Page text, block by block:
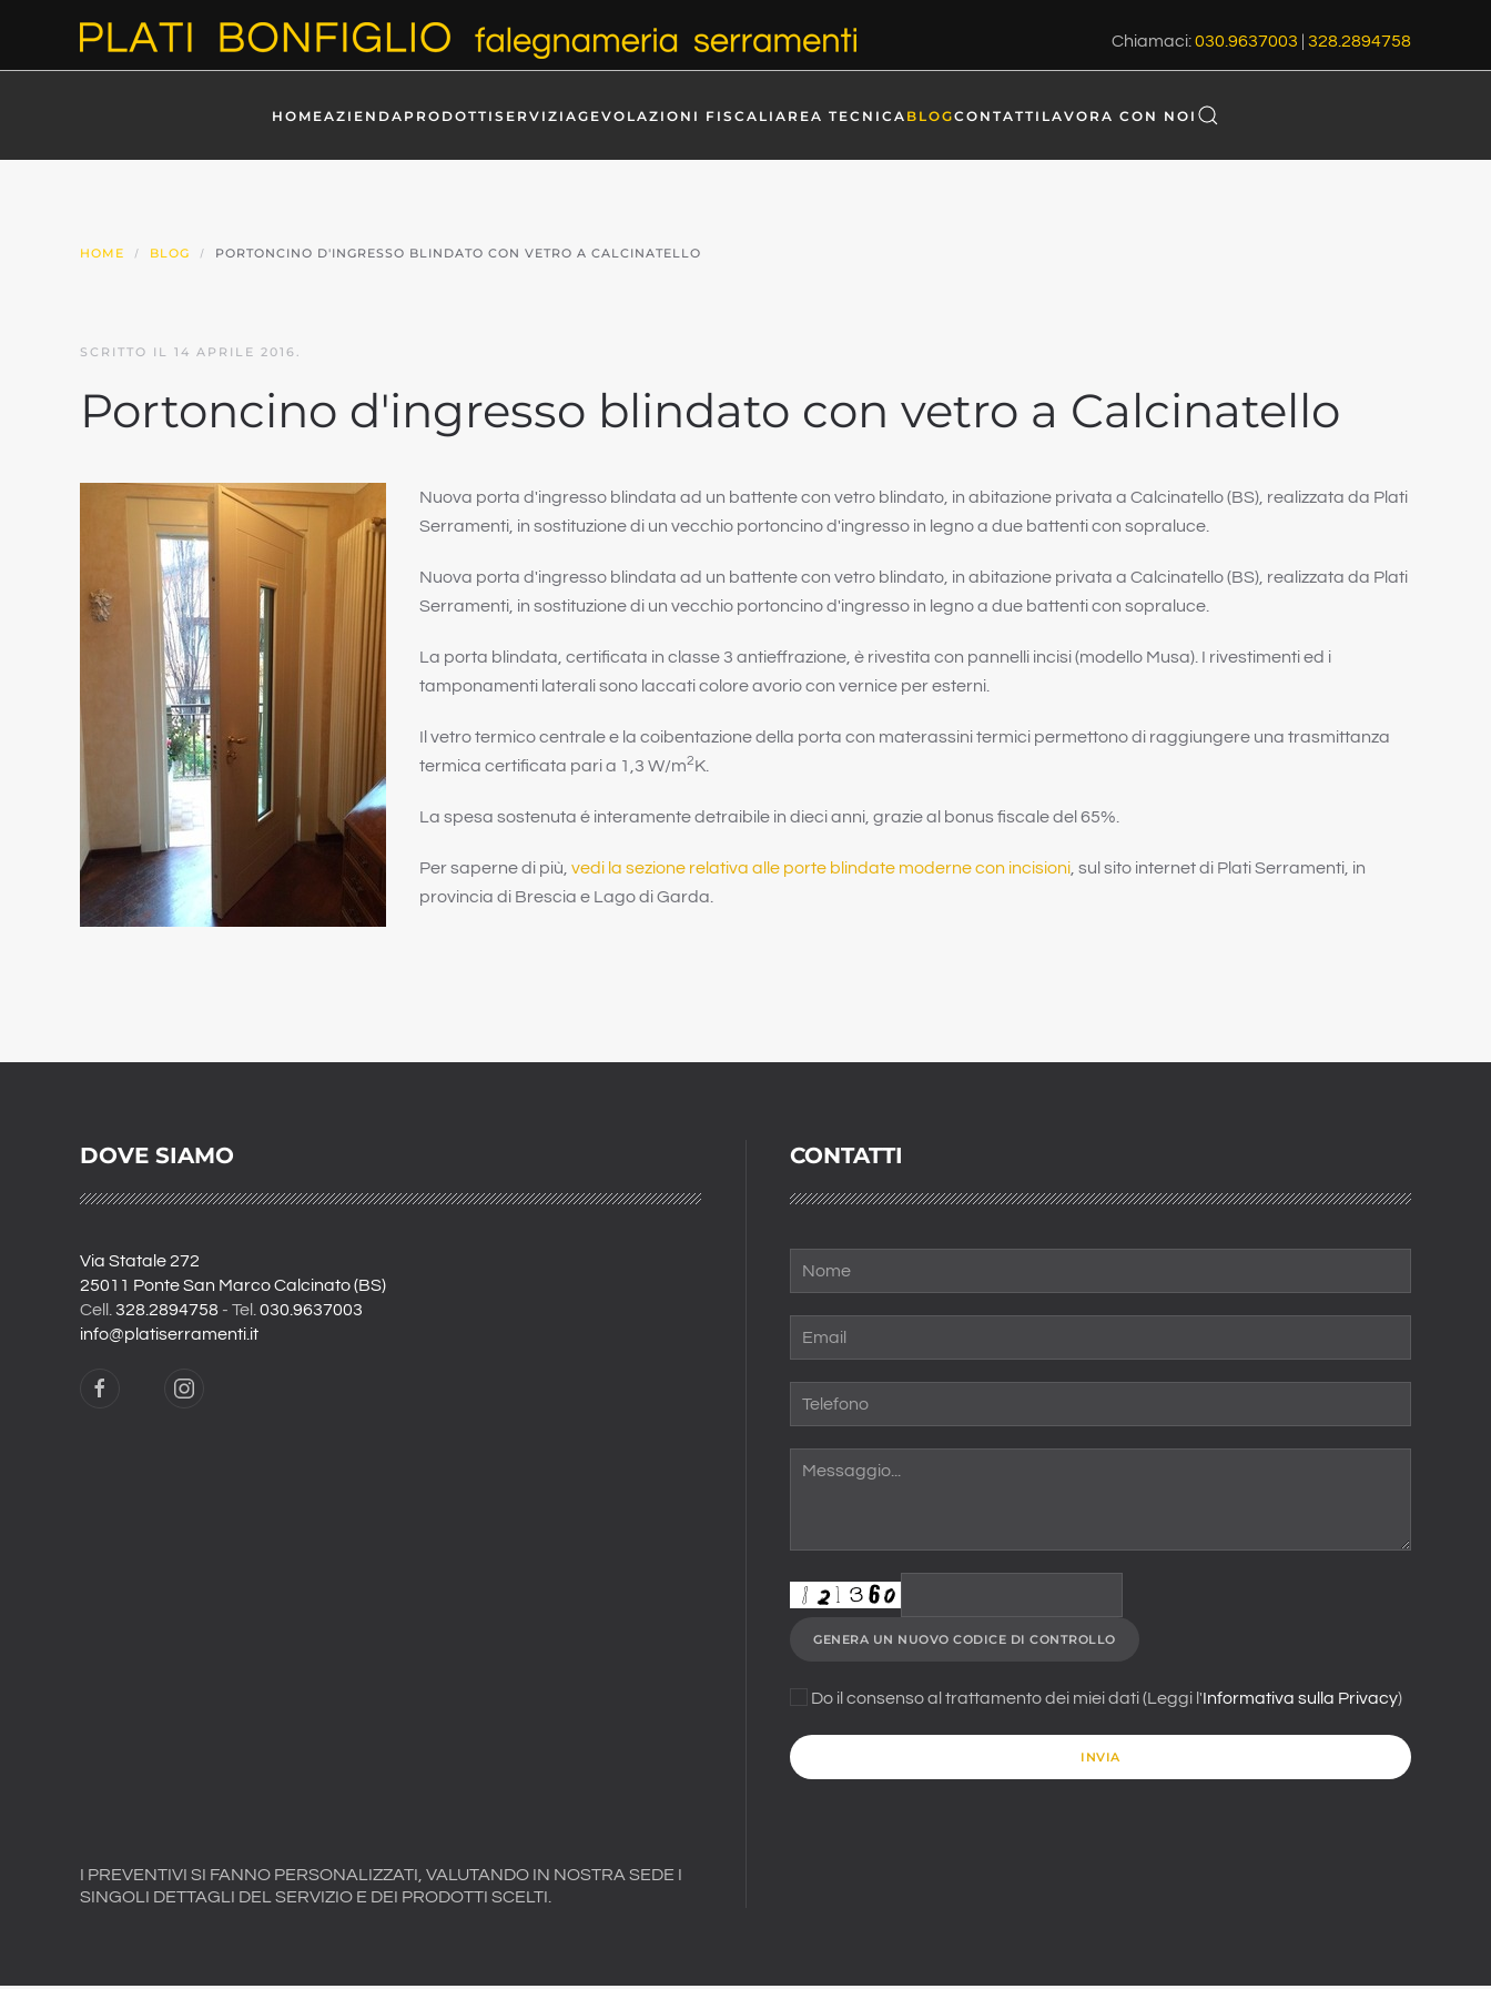
Skip to main content
Chiamaci:030.9637003 | 328.2894758
HOMEAZIENDA PRODOTTI SERVIZI AGEVOLAZIONI FISCALI AREA TECNICA BLOGCONTATTI LAVORA CON NOI
HOME BLOG PORTONCINO D'INGRESSO BLINDATO CON VETRO A CALCINATELLO
SCRITTO IL 14 APRILE 2016.
Portoncino d'ingresso blindato con vetro a Calcinatello
Nuova porta d'ingresso blindata ad un battente con vetro blindato, in abitazione privata a Calcinatello (BS), realizzata da Plati
Serramenti, in sostituzione di un vecchio portoncino d'ingresso in legno a due battenti con sopraluce.
Nuova porta d'ingresso blindata ad un battente con vetro blindato, in abitazione privata a Calcinatello (BS), realizzata da Plati
Serramenti, in sostituzione di un vecchio portoncino d'ingresso in legno a due battenti con sopraluce.
La porta blindata, certificata in classe 3 antieffrazione, è rivestita con pannelli incisi (modello Musa). I rivestimenti ed i
tamponamenti laterali sono laccati colore avorio con vernice per esterni.
Il vetro termico centrale e la coibentazione della porta con materassini termici permettono di raggiungere una trasmittanza
termica certificata pari a 1,3 W/m2K.
La spesa sostenuta é interamente detraibile in dieci anni, grazie al bonus fiscale del 65%.
Per saperne di più, vedi la sezione relativa alle porte blindate moderne con incisioni , sul sito internet di Plati Serramenti, in
provincia di Brescia e Lago di Garda.
DOVE SIAMO
Via Statale 272
25011 Ponte San Marco Calcinato (BS)
Cell. 328.2894758 - Tel. 030.9637003
info@platiserramenti.it
I PREVENTIVI SI FANNO PERSONALIZZATI, VALUTANDO IN NOSTRA SEDE I
SINGOLI DETTAGLI DEL SERVIZIO E DEI PRODOTTI SCELTI.
CONTATTI
GENERA UN NUOVO CODICE DI CONTROLLO
Do il consenso al trattamento dei miei dati (Leggi l'Informativa sulla Privacy)
INVIA